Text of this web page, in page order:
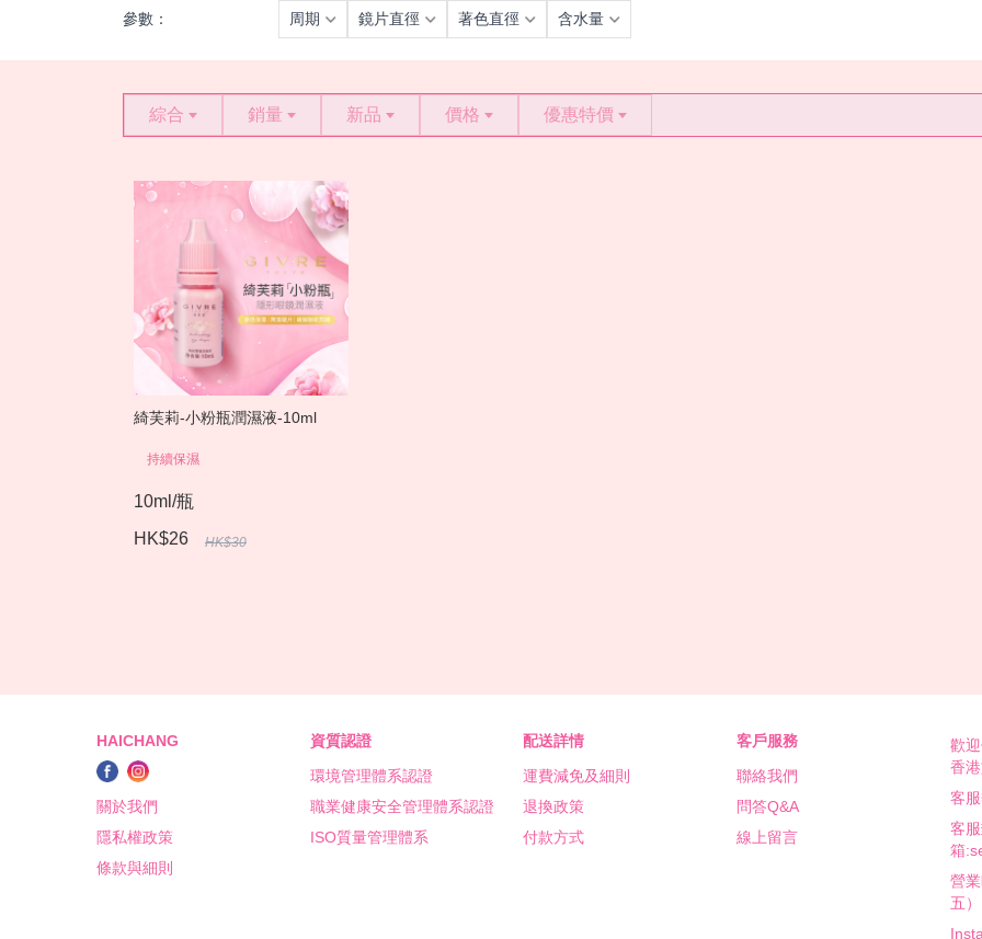
參數： 周期 鏡片直徑 著色直徑 含水量
綜合 銷量 新品 價格 優惠特價
綺芙莉-小粉瓶潤濕液-10ml
持續保濕
10ml/瓶
HK$26
HK$30
HAICHANG
關於我們
隱私權政策
條款與細則
資質認證
環境管理體系認證
職業健康安全管理體系認證
ISO質量管理體系
配送詳情
運費減免及細則
退換政策
付款方式
客戶服務
聯絡我們
問答Q&A
線上留言
歡
香
客
客
箱
營
五）